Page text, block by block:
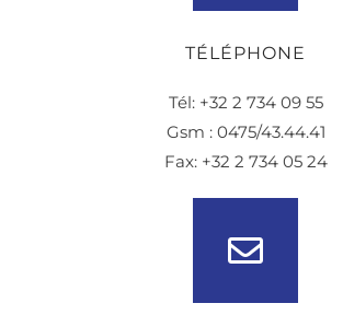
TÉLÉPHONE
Tél: +32 2 734 09 55
Gsm : 0475/43.44.41
Fax: +32 2 734 05 24